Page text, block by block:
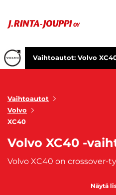
Vaihtoautot: Volvo
Vaihtoautot
Volvo
XC40
Volvo XC40 -
Näytä